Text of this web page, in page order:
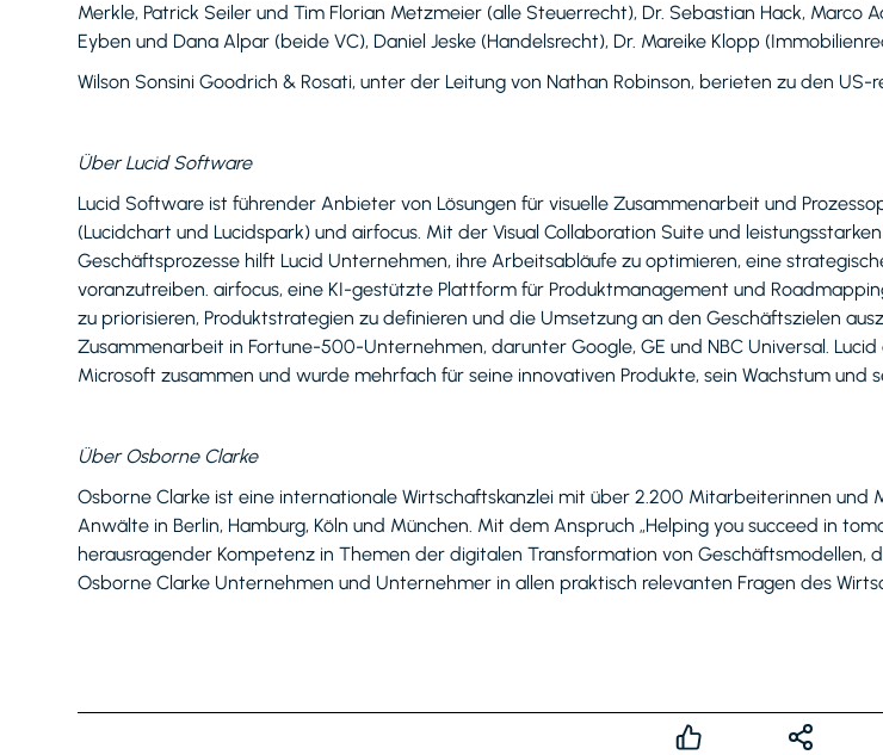
Merkle, Patrick Seiler und Tim Florian Metzmeier (alle Steuerrecht), Dr. Sebastian Hack,
Eyben und Dana Alpar (beide VC), Daniel Jeske (Handelsrecht), Dr. Mareike Klopp
Wilson Sonsini Goodrich & Rosati, unter der Leitung von Nathan Robinson, berieten zu den
Über Lucid Software
Lucid Software ist führender Anbieter von Lösungen für visuelle Zusammenarbeit und
(Lucidchart und Lucidspark) und airfocus. Mit der Visual Collaboration Suite und
Geschäftsprozesse hilft Lucid Unternehmen, ihre Arbeitsabläufe zu optimieren, eine
voranzutreiben. airfocus, eine KI-gestützte Plattform für Produktmanagement und
zu priorisieren, Produktstrategien zu definieren und die Umsetzung an den Geschäftszielen
Zusammenarbeit in Fortune-500-Unternehmen, darunter Google, GE und NBC Universal.
Microsoft zusammen und wurde mehrfach für seine innovativen Produkte, sein Wachstum und
Über Osborne Clarke
Osborne Clarke ist eine internationale Wirtschaftskanzlei mit über 2.200 Mitarbeiterinnen
Anwälte in Berlin, Hamburg, Köln und München. Mit dem Anspruch „Helping you succeed in
herausragender Kompetenz in Themen der digitalen Transformation von
Osborne Clarke Unternehmen und Unternehmer in allen praktisch relevanten Fragen des